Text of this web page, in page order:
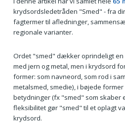
krydsordsledetråden "Smed" - fra
fagtermer til afledninger,
regionale varianter.
Ordet "smed" dækker oprindeligt
med jern og metal, men i krydsord
former: som navneord, som rod i
metalsmed, smedie), i bøjede
betydninger (fx "smed" som skaber
fleksibilitet gør "smed" til et oplagt
krydsord.